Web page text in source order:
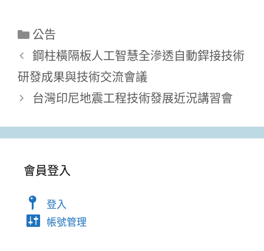
分
類
公告
鋼柱橫隔板人工智慧全滲透自動銲接技術
研發成果與技術交流會議
台灣印尼地震工程技術發展近況講習會
會員登入
登入
帳號管理